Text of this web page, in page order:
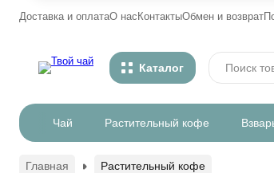
Доставка и оплатаО насКонтактыОбмен и возврат
Каталог
Чай Растительный кофе
Главная Растительный кофе